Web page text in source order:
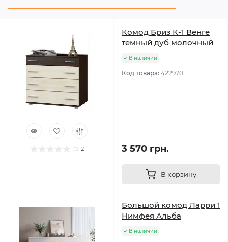
2
Комод Бриз К-1 Венге
темный дуб молочный
В наличии
Код товара: 422970
3 570 грн.
В корзину
Большой комод Ларри 1
Нимфея Альба
В наличии